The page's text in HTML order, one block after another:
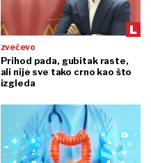
zvečevo
Prihod pada, gubitak raste,
ali nije sve tako crno kao što
izgleda